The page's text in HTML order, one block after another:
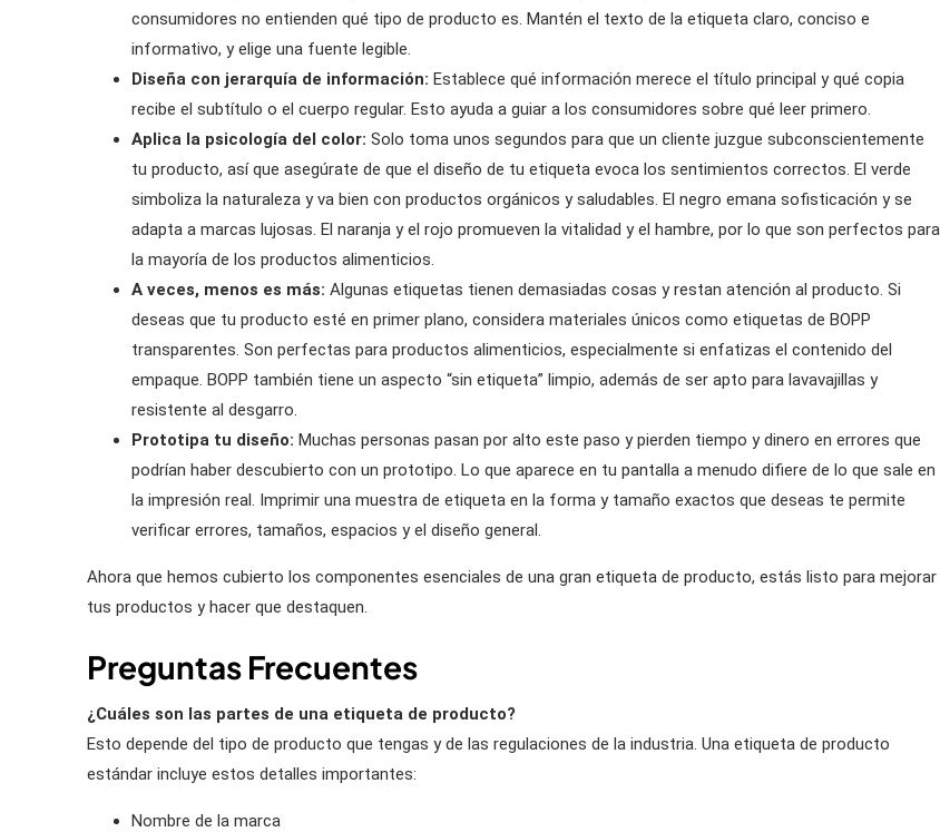
consumidores no entienden qué tipo de producto es. Mantén el texto de la etiqueta claro, conciso e
informativo, y elige una fuente legible.
Diseña con jerarquía de información: Establece qué información merece el título principal y qué copia
recibe el subtítulo o el cuerpo regular. Esto ayuda a guiar a los consumidores sobre qué leer primero.
Aplica la psicología del color: Solo toma unos segundos para que un cliente juzgue subconscientemente
tu producto, así que asegúrate de que el diseño de tu etiqueta evoca los sentimientos correctos. El verde
simboliza la naturaleza y va bien con productos orgánicos y saludables. El negro emana sofisticación y se
adapta a marcas lujosas. El naranja y el rojo promueven la vitalidad y el hambre, por lo que son perfectos para
la mayoría de los productos alimenticios.
A veces, menos es más: Algunas etiquetas tienen demasiadas cosas y restan atención al producto. Si
deseas que tu producto esté en primer plano, considera materiales únicos como etiquetas de BOPP
transparentes. Son perfectas para productos alimenticios, especialmente si enfatizas el contenido del
empaque. BOPP también tiene un aspecto “sin etiqueta” limpio, además de ser apto para lavavajillas y
resistente al desgarro.
Prototipa tu diseño: Muchas personas pasan por alto este paso y pierden tiempo y dinero en errores que
podrían haber descubierto con un prototipo. Lo que aparece en tu pantalla a menudo difiere de lo que sale en
la impresión real. Imprimir una muestra de etiqueta en la forma y tamaño exactos que deseas te permite
verificar errores, tamaños, espacios y el diseño general.
Ahora que hemos cubierto los componentes esenciales de una gran etiqueta de producto, estás listo para mejorar
tus productos y hacer que destaquen.
Preguntas Frecuentes
¿Cuáles son las partes de una etiqueta de producto?
Esto depende del tipo de producto que tengas y de las regulaciones de la industria. Una etiqueta de producto
estándar incluye estos detalles importantes:
Nombre de la marca